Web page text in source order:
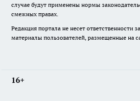
случае будут применены нормы
смежных правах.
Редакция портала не несет ответственности
материалы пользователей, размещенные на
16+